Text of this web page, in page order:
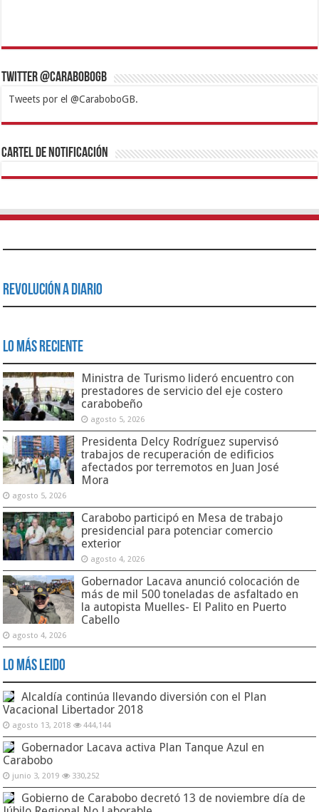
Twitter @CaraboboGB
Tweets por el @CaraboboGB.
1xbetBetturkeyBetistKralbetSupertotobetTipobetMatadorbetMariobet
https://mvbcasino.com/
Cartel de Notificación
Revolución a Diario
Lo Más Reciente
Ministra de Turismo lideró encuentro con
prestadores de servicio del eje costero
carabobeño
agosto 5, 2026
Presidenta Delcy Rodríguez supervisó
trabajos de recuperación de edificios
afectados por terremotos en Juan José
Mora
agosto 5, 2026
Carabobo participó en Mesa de trabajo
presidencial para potenciar comercio
exterior
agosto 4, 2026
Gobernador Lacava anunció colocación de
más de mil 500 toneladas de asfaltado en
la autopista Muelles- El Palito en Puerto
Cabello
agosto 4, 2026
Lo Más Leido
Alcaldía continúa llevando diversión con el Plan
Vacacional Libertador 2018
agosto 13, 2018 444,144
Gobernador Lacava activa Plan Tanque Azul en
Carabobo
junio 3, 2019 330,252
Gobierno de Carabobo decretó 13 de noviembre día de